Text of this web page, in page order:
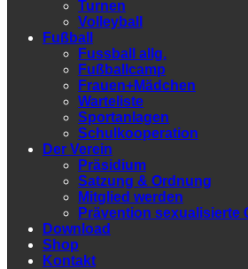
Turnen
Volleyball
Fußball
Fussball allg.
Fußballcamp
Frauen+Mädchen
Warteliste
Sportanlagen
Schulkooperation
Der Verein
Präsidium
Satzung & Ordnung
Mitglied werden
Prävention sexualisierte
Download
Shop
Kontakt